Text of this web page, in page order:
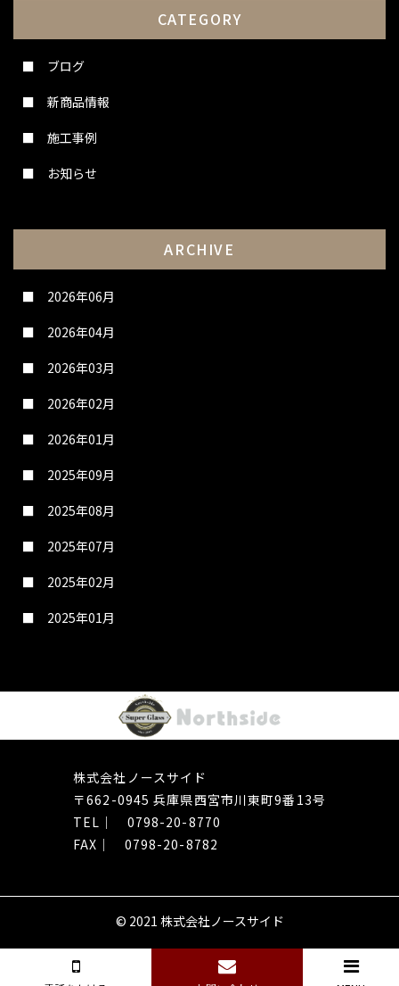
CATEGORY
ブログ
新商品情報
施工事例
お知らせ
ARCHIVE
2026年06月
2026年04月
2026年03月
2026年02月
2026年01月
2025年09月
2025年08月
2025年07月
2025年02月
2025年01月
株式会社ノースサイド
〒662-0945​​​​​​​兵庫県西宮市川東町9番13号
TEL｜ 0798-20-8770
FAX｜ 0798-20-8782
© 2021 株式会社ノースサイド